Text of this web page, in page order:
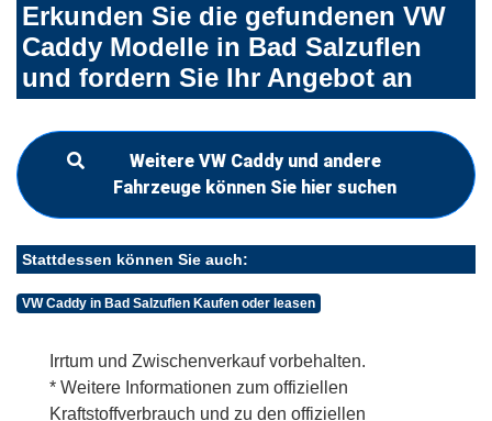
Erkunden Sie die gefundenen VW
Caddy Modelle in Bad Salzuflen
und fordern Sie Ihr Angebot an
Weitere VW Caddy und andere
Fahrzeuge können Sie hier suchen
Stattdessen können Sie auch:
VW Caddy in Bad Salzuflen Kaufen oder leasen
Irrtum und Zwischenverkauf vorbehalten.
* Weitere Informationen zum offiziellen
Kraftstoffverbrauch und zu den offiziellen